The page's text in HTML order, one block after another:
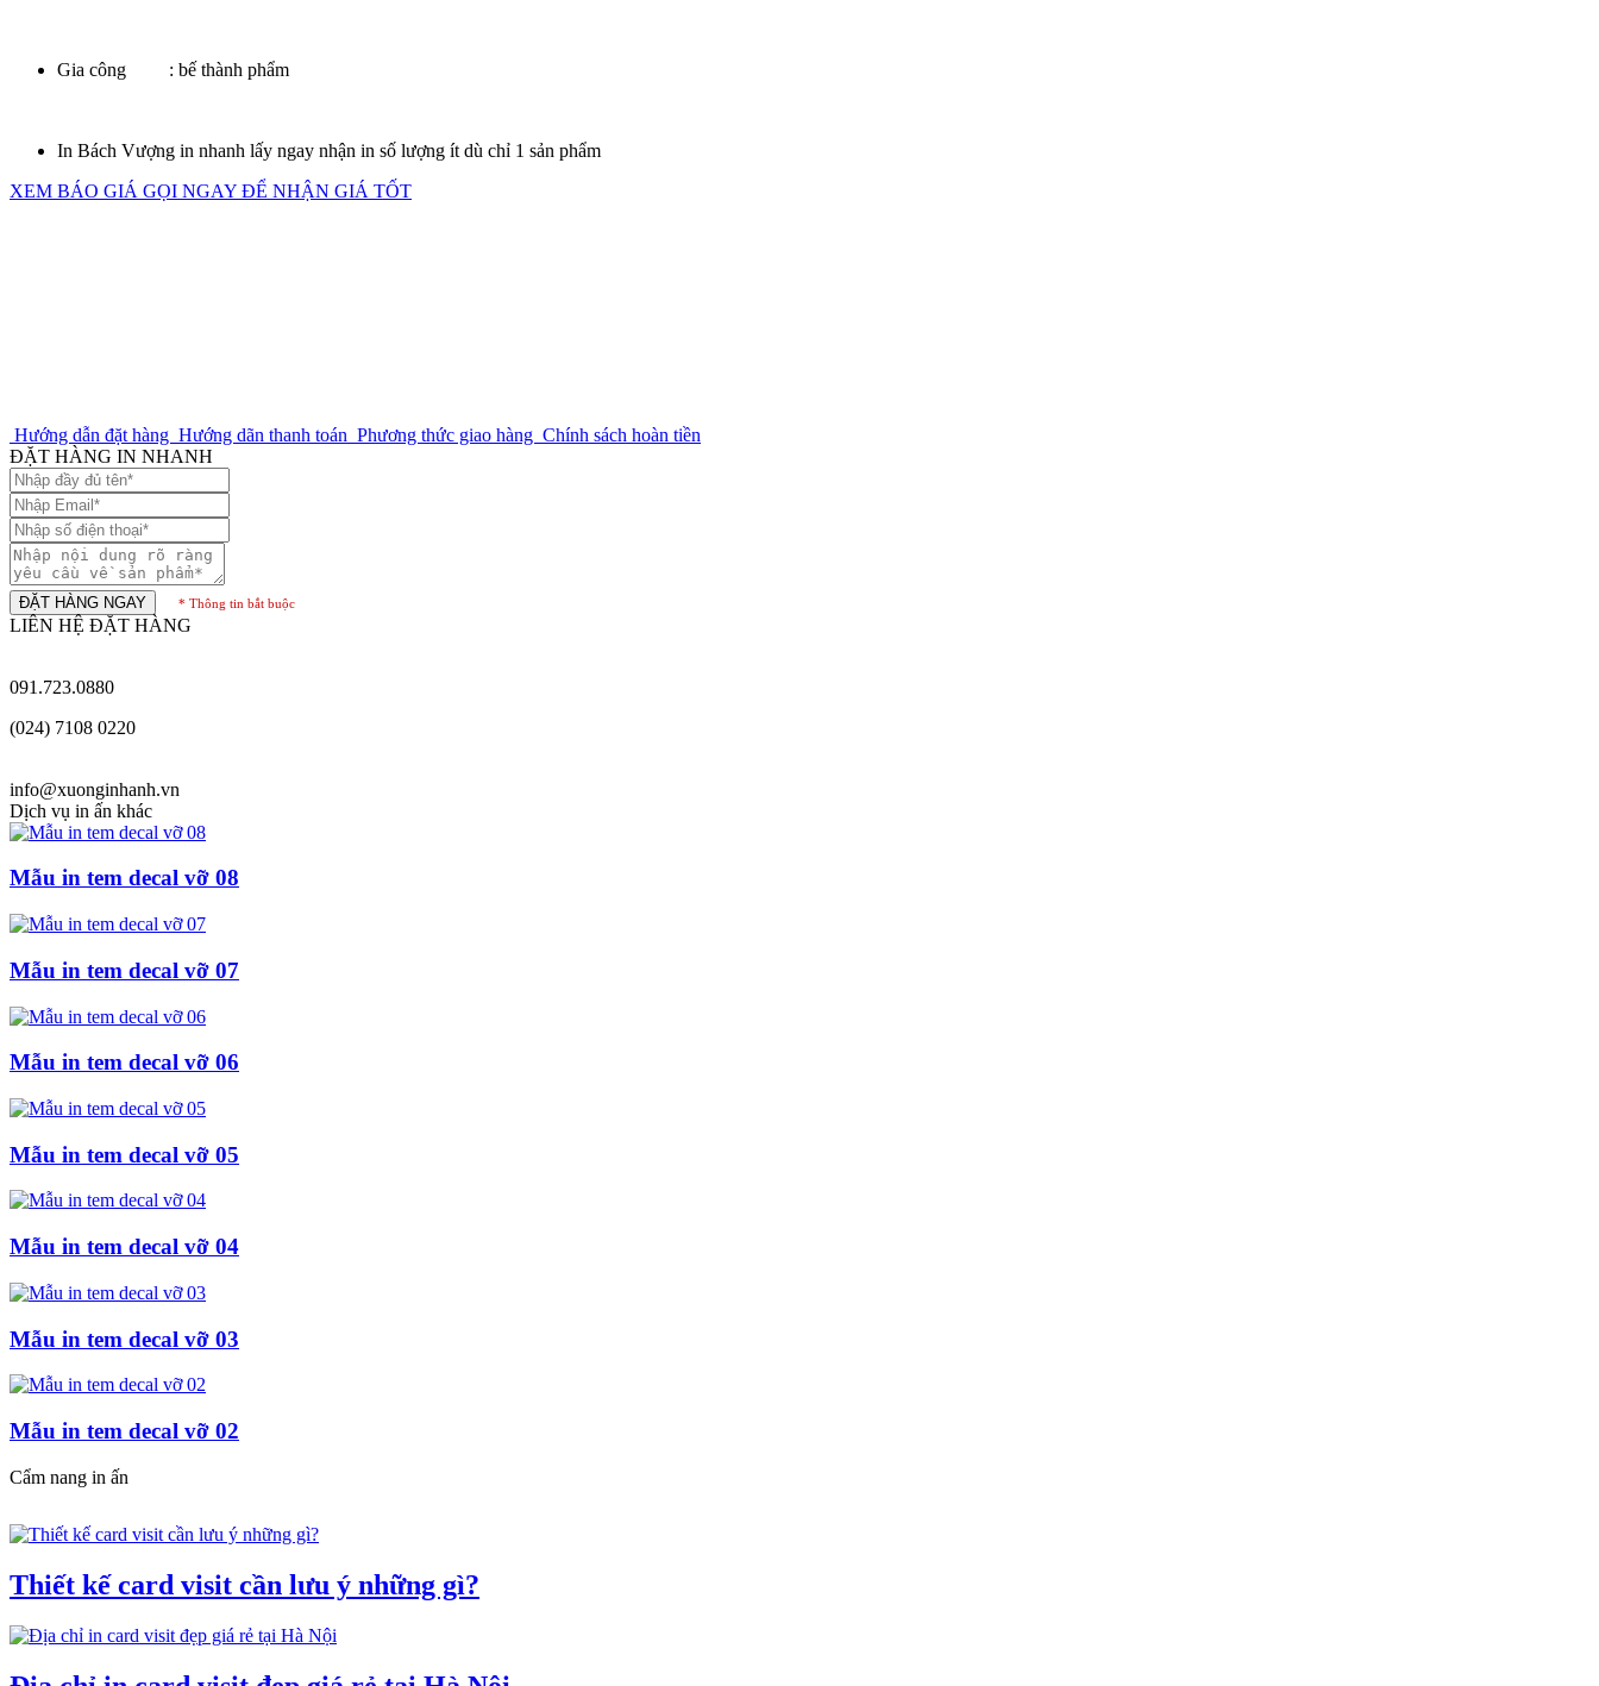
Gia công : bế thành phẩm
In Bách Vượng in nhanh lấy ngay nhận in số lượng ít dù chỉ 1 sản phẩm
XEM BÁO GIÁ GỌI NGAY ĐỂ NHẬN GIÁ TỐT
Hướng dẫn đặt hàng Hướng dãn thanh toán Phương thức giao hàng Chính sách hoàn tiền
ĐẶT HÀNG IN NHANH
ĐẶT HÀNG NGAY * Thông tin bắt buộc
LIÊN HỆ ĐẶT HÀNG
091.723.0880
(024) 7108 0220
info@xuonginhanh.vn
Dịch vụ in ấn khác
Mẫu in tem decal vỡ 08
Mẫu in tem decal vỡ 07
Mẫu in tem decal vỡ 06
Mẫu in tem decal vỡ 05
Mẫu in tem decal vỡ 04
Mẫu in tem decal vỡ 03
Mẫu in tem decal vỡ 02
Cẩm nang in ấn
Thiết kế card visit cần lưu ý những gì?